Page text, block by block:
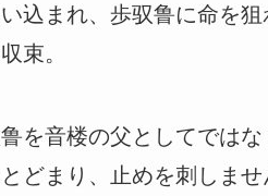
込まれ、歩驭鲁に命を
束。
を音楼の父としてでは
どまり、止めを刺しませ